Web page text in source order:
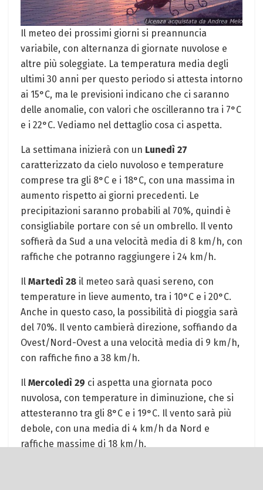
Il meteo dei prossimi giorni si preannuncia
variabile, con alternanza di giornate nuvolose e
altre più soleggiate. La temperatura media degli
ultimi 30 anni per questo periodo si attesta intorno
ai 15°C, ma le previsioni indicano che ci saranno
delle anomalie, con valori che oscilleranno tra i 7°C
e i 22°C. Vediamo nel dettaglio cosa ci aspetta.
La settimana inizierà con un Lunedì 27
caratterizzato da cielo nuvoloso e temperature
comprese tra gli 8°C e i 18°C, con una massima in
aumento rispetto ai giorni precedenti. Le
precipitazioni saranno probabili al 70%, quindi è
consigliabile portare con sé un ombrello. Il vento
soffierà da Sud a una velocità media di 8 km/h, con
raffiche che potranno raggiungere i 24 km/h.
Il Martedì 28 il meteo sarà quasi sereno, con
temperature in lieve aumento, tra i 10°C e i 20°C.
Anche in questo caso, la possibilità di pioggia sarà
del 70%. Il vento cambierà direzione, soffiando da
Ovest/Nord-Ovest a una velocità media di 9 km/h,
con raffiche fino a 38 km/h.
Il Mercoledì 29 ci aspetta una giornata poco
nuvolosa, con temperature in diminuzione, che si
attesteranno tra gli 8°C e i 19°C. Il vento sarà più
debole, con una media di 4 km/h da Nord e
raffiche massime di 18 km/h.